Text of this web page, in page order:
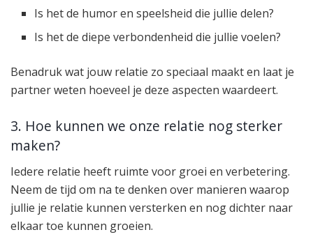
Is het de humor en speelsheid die jullie delen?
Is het de diepe verbondenheid die jullie voelen?
Benadruk wat jouw relatie zo speciaal maakt en laat je
partner weten hoeveel je deze aspecten waardeert.
3. Hoe kunnen we onze relatie nog sterker
maken?
Iedere relatie heeft ruimte voor groei en verbetering.
Neem de tijd om na te denken over manieren waarop
jullie je relatie kunnen versterken en nog dichter naar
elkaar toe kunnen groeien.